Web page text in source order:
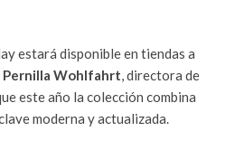
estará disponible en tiendas a
Pernilla Wohlfahrt, directora de
este año la colección combina
moderna y actualizada.